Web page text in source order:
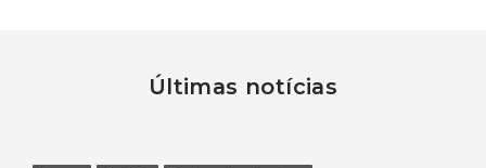
Últimas notícias